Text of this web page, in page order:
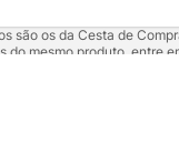
são os da Cesta de
mesmo produto, entre